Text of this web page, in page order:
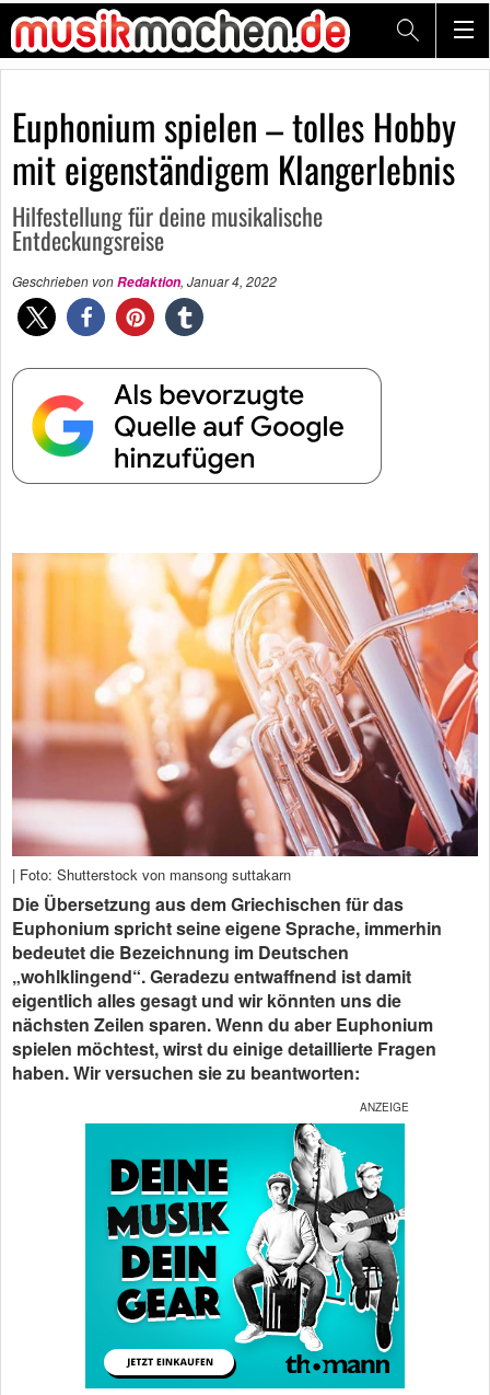
Euphonium spielen – tolles Hobby
mit eigenständigem Klangerlebnis
Hilfestellung für deine musikalische
Entdeckungsreise
Geschrieben vonRedaktion, Januar 4, 2022
| Foto: Shutterstock von mansong suttakarn
Die Übersetzung aus dem Griechischen für das
Euphonium spricht seine eigene Sprache, immerhin
bedeutet die Bezeichnung im Deutschen
„wohlklingend“. Geradezu entwaffnend ist damit
eigentlich alles gesagt und wir könnten uns die
nächsten Zeilen sparen. Wenn du aber Euphonium
spielen möchtest, wirst du einige detaillierte Fragen
haben. Wir versuchen sie zu beantworten: